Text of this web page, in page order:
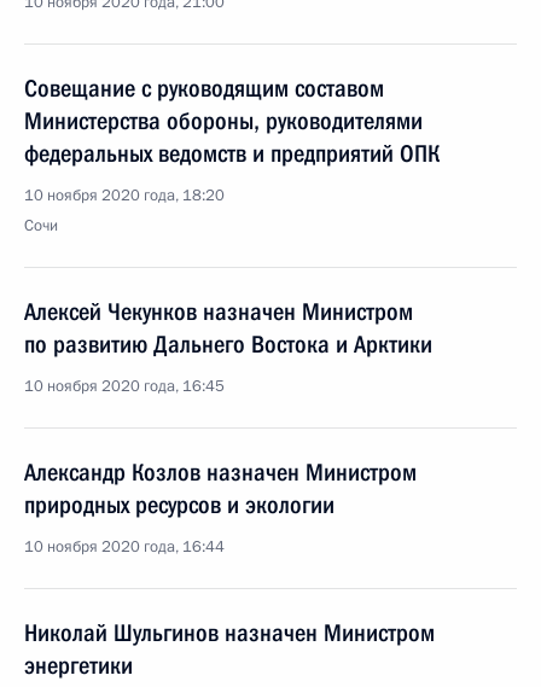
Совещание с руководящим составом
Министерства обороны, руководителями
федеральных ведомств и предприятий ОПК
10 ноября 2020 года, 18:20
Сочи
Алексей Чекунков назначен Министром
по развитию Дальнего Востока и Арктики
10 ноября 2020 года, 16:45
Александр Козлов назначен Министром
природных ресурсов и экологии
10 ноября 2020 года, 16:44
Николай Шульгинов назначен Министром
энергетики